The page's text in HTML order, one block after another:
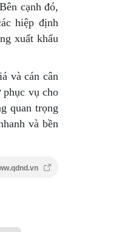
cạnh đó,
hiệp định
xuất khẩu
và cán cân
phục vụ cho
quan trọng
và bền